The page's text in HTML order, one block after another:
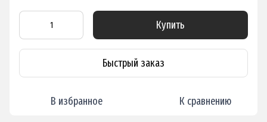
Купить
Быстрый заказ
В избранное К сравнению